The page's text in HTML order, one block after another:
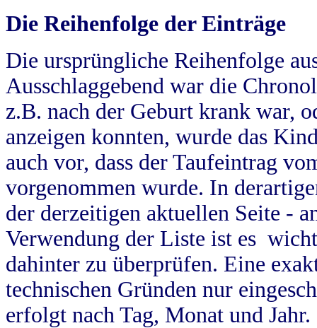
Die Reihenfolge der Einträge
Die ursprüngliche Reihenfolge
Ausschlaggebend war die
z.B. nach der Geburt krank war,
anzeigen konnten, wurde das
auch vor, dass der Taufeintrag
vorgenommen wurde. In
der derzeitigen aktuellen Seite -
Verwendung der Liste ist es
dahinter zu überprüfen. Eine
technischen Gründen nur
erfolgt nach Tag, Monat und Jahr.